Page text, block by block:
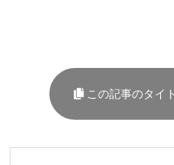
この記事のタイ